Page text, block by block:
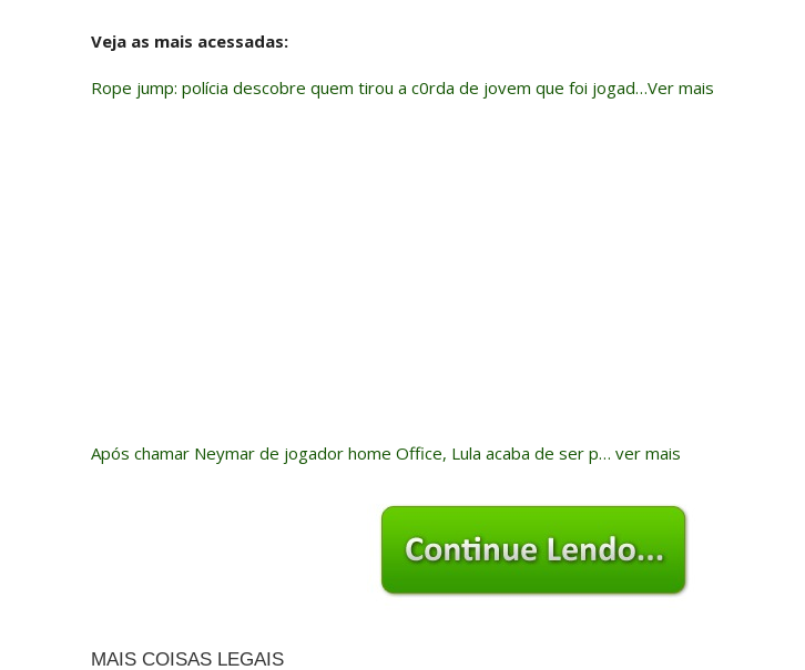
Veja as mais acessadas:
Rope jump: polícia descobre quem tirou a c0rda de jovem que foi jogad…Ver mais
Após chamar Neymar de jogador home Office, Lula acaba de ser p… ver mais